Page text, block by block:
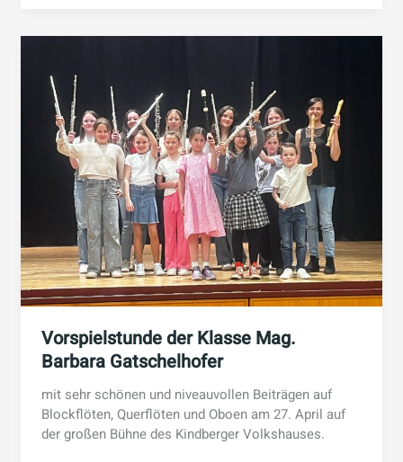
Vorspielstunde der Klasse Mag.
Barbara Gatschelhofer
mit sehr schönen und niveauvollen Beiträgen auf
Blockflöten, Querflöten und Oboen am 27. April auf
der großen Bühne des Kindberger Volkshauses.